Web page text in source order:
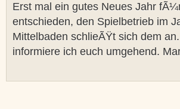
Erst mal ein gutes Neues Jahr
entschieden, den Spielbetrieb im
Mittelbaden schlieÃŸt sich dem
informiere ich euch umgehend.